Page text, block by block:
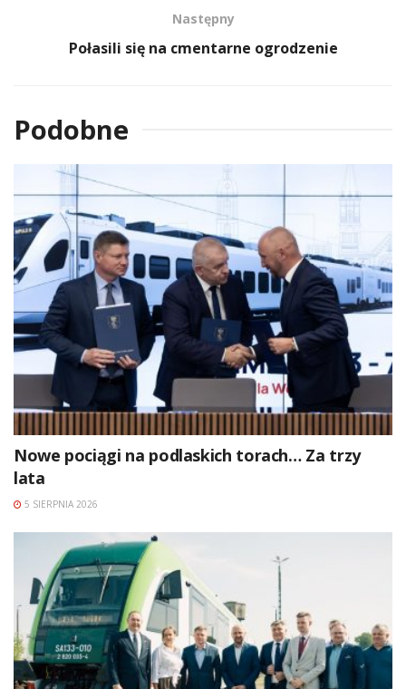
Następny
Połasili się na cmentarne ogrodzenie
Podobne
Nowe pociągi na podlaskich torach… Za trzy
lata
5 SIERPNIA 2026